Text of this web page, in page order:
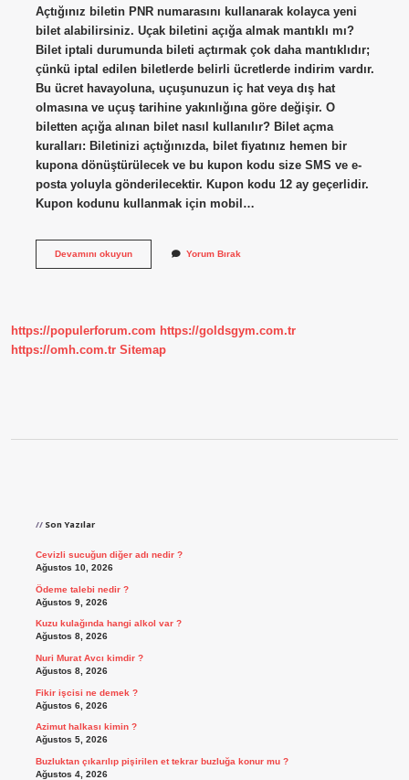
Açtığınız biletin PNR numarasını kullanarak kolayca yeni
bilet alabilirsiniz. Uçak biletini açığa almak mantıklı mı?
Bilet iptali durumunda bileti açtırmak çok daha mantıklıdır;
çünkü iptal edilen biletlerde belirli ücretlerde indirim vardır.
Bu ücret havayoluna, uçuşunuzun iç hat veya dış hat
olmasına ve uçuş tarihine yakınlığına göre değişir. O
biletten açığa alınan bilet nasıl kullanılır? Bilet açma
kuralları: Biletinizi açtığınızda, bilet fiyatınız hemen bir
kupona dönüştürülecek ve bu kupon kodu size SMS ve e-
posta yoluyla gönderilecektir. Kupon kodu 12 ay geçerlidir.
Kupon kodunu kullanmak için mobil…
Devamını okuyunAçığa
En
Yorum Bırak
https://populerforum.com https://goldsgym.com.tr
https://omh.com.tr Sitemap
Son Yazılar
Cevizli sucuğun diğer adı nedir ?
Ağustos 10, 2026
Ödeme talebi nedir ?
Ağustos 9, 2026
Kuzu kulağında hangi alkol var ?
Ağustos 8, 2026
Nuri Murat Avcı kimdir ?
Ağustos 8, 2026
Fikir işcisi ne demek ?
Ağustos 6, 2026
Azimut halkası kimin ?
Ağustos 5, 2026
Buzluktan çıkarılıp pişirilen et tekrar buzluğa konur mu ?
Ağustos 4, 2026